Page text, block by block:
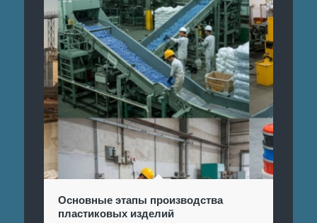
Основные этапы производства
пластиковых изделий